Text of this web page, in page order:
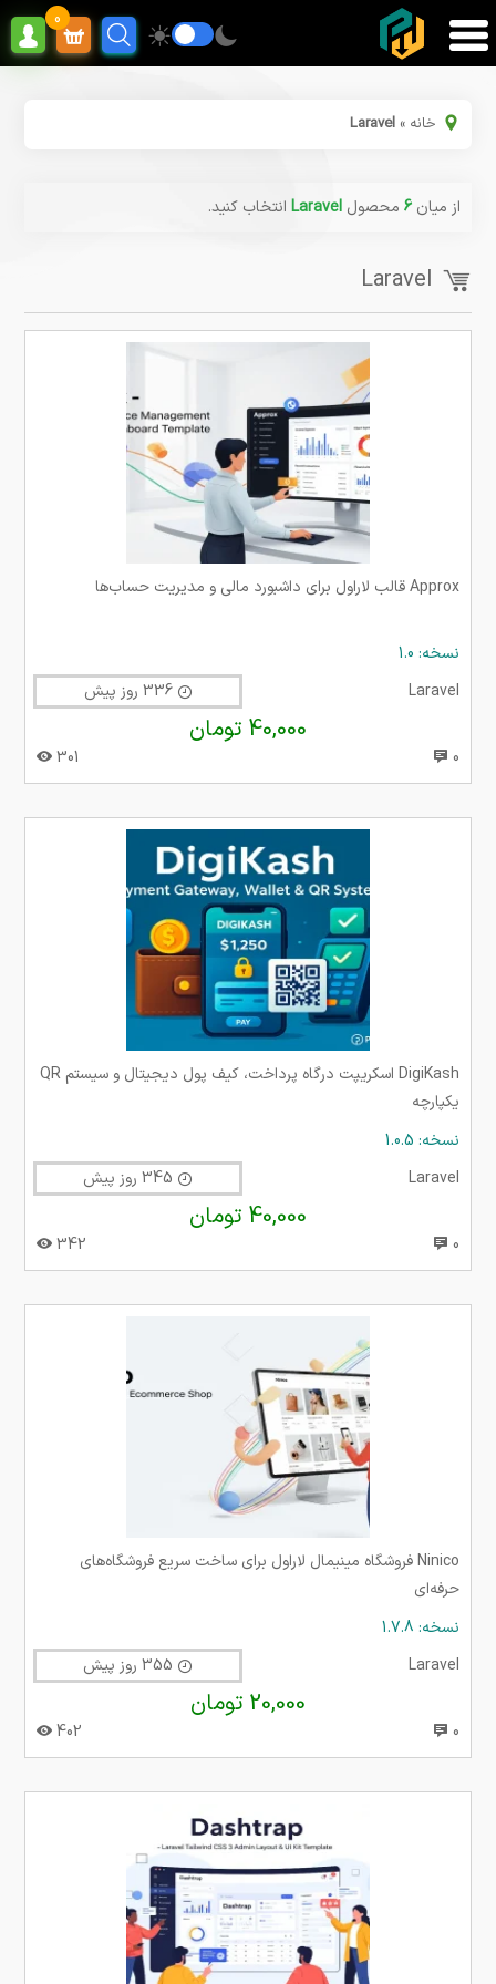
0
خانه »
Laravel
از میان6 محصولLaravel انتخاب کنید.
Laravel
Approx قالب لاراول برای داشبورد مالی و مدیریت حساب‌ها
نسخه: 1.0
Laravel
336 روز پیش
40,000 تومان
0
301
DigiKash اسکریپت درگاه پرداخت، کیف پول دیجیتال و سیستم QR
یکپارچه
نسخه: 1.0.5
Laravel
40,000 تومان
0
342
Ninico فروشگاه مینیمال لاراول برای ساخت سریع فروشگاه‌های
حرفه‌ای
نسخه: 1.7.8
Laravel
20,000 تومان
0
402